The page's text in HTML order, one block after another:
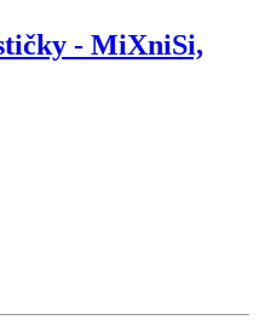
- MiXniSi,